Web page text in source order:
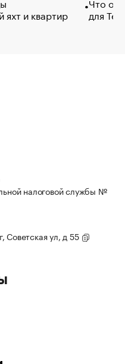
и квартир
для
налоговой службы №
Советская ул, д 55